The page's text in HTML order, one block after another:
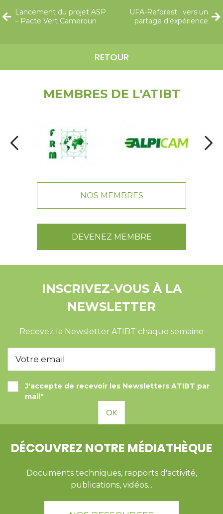
Lancement du projet ASP
– Pacte Vert Cameroun
RETOUR
UFA-Reforest : vers un
partage d’expérience
MEMBRES DE L'ATIBT
NOS MEMBRES
DEVENEZ MEMBRE
INSCRIVEZ-VOUS À LA
NEWSLETTER
Recevez la Newsletter ATIBT chaque semaine
J'accepte de recevoir les Newsletters ATIBT par
mail*
OK
DÉCOUVREZ NOTRE MÉDIATHÈQUE
Documents techniques, rapports d'activité,
publications, vidéos...